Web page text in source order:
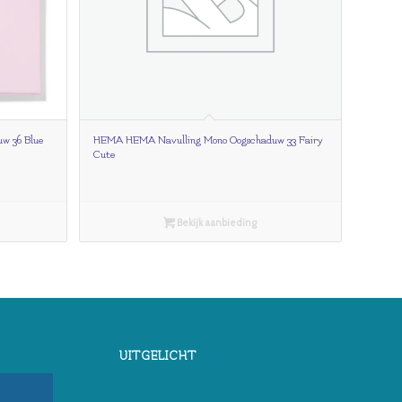
36 Blue
HEMA HEMA Navulling Mono Oogschaduw 33 Fairy
Cute
Bekijk aanbieding
UITGELICHT